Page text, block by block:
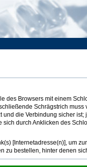
des Browsers mit einem
Schrägstrich
die Verbindung sicher
durch Anklicken des
[Internetadresse(n)], um
zu bestellen, hinter denen